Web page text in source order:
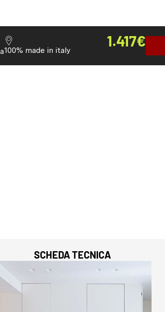
100% made in italy
1.417€
SCHEDA TECNICA